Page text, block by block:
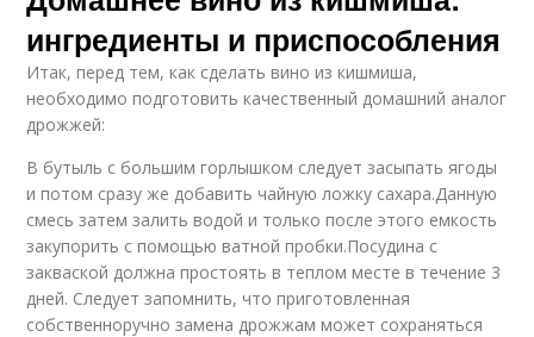
ингредиенты и приспособления
Итак, перед тем, как сделать вино из кишмиша,
необходимо подготовить качественный домашний аналог
дрожжей:
В бутыль с большим горлышком следует засыпать ягоды
и потом сразу же добавить чайную ложку сахара.Данную
смесь затем залить водой и только после этого емкость
закупорить с помощью ватной пробки.Посудина с
закваской должна простоять в теплом месте в течение 3
дней. Следует запомнить, что приготовленная
собственноручно замена дрожжам может сохраняться